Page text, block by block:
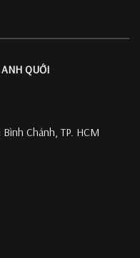
QUỚI
Chánh, TP. HCM